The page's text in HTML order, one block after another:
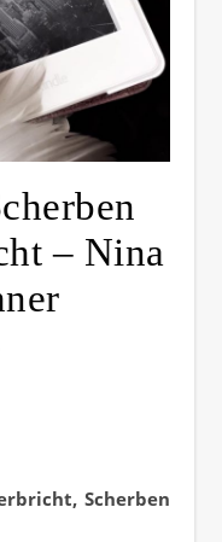
– Nina
Scherben